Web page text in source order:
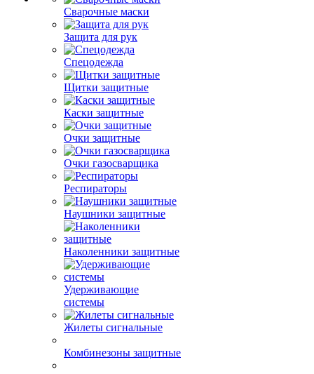
Сварочные маски
Защита для рук
Спецодежда
Щитки защитные
Каски защитные
Очки защитные
Очки газосварщика
Респираторы
Наушники защитные
Наколенники защитные
Удерживающие
системы
Жилеты сигнальные